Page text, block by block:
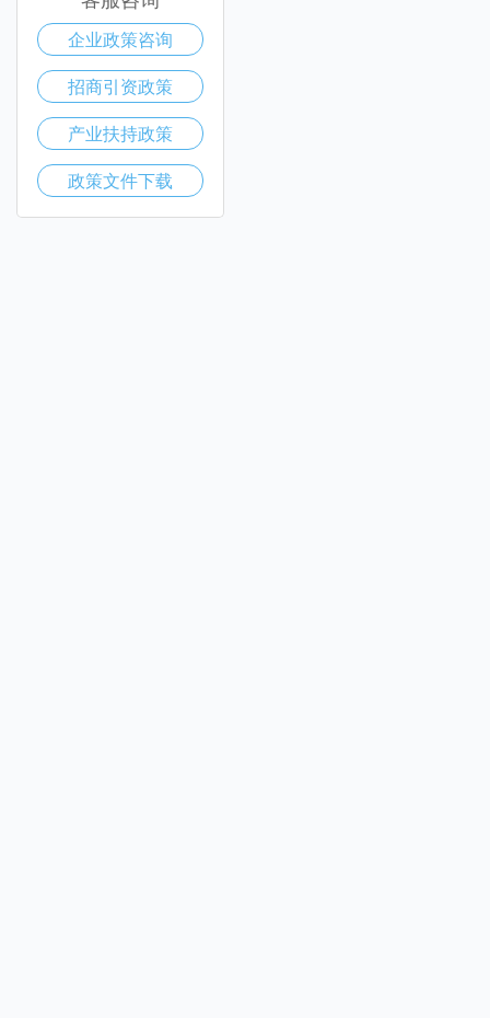
企业政策咨询
招商引资政策
产业扶持政策
政策文件下载